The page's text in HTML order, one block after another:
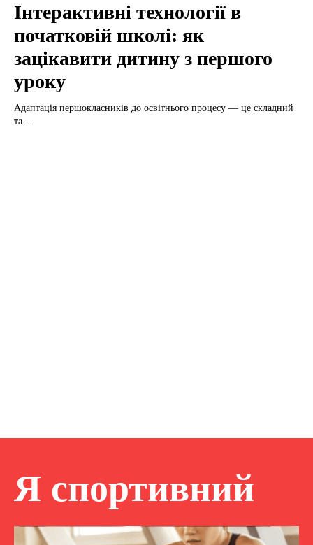
Інтерактивні технології в
початковій школі: як
зацікавити дитину з першого
уроку
Адаптація першокласників до освітнього процесу — це складний
та...
Я спортивний